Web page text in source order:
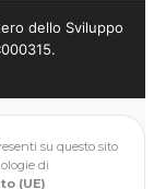
dello Sviluppo
su questo sito
di
(UE)